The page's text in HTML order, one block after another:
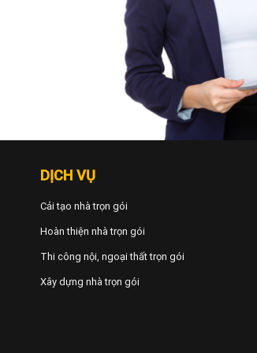
DỊCH VỤ
Cải tạo nhà trọn gói
Hoàn thiện nhà trọn gói
Thi công nội, ngoại thất trọn gói
Xây dựng nhà trọn gói